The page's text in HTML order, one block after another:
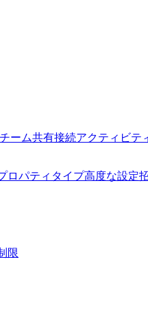
チーム共有接続アクティビテ
ロパティタイプ高度な設定
限